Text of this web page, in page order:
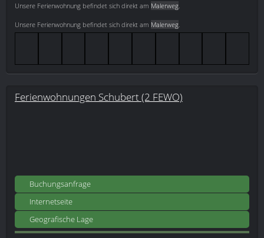
Unsere Ferienwohnung befindet sich direkt am Malerweg
Unsere Ferienwohnung befindet sich direkt am Malerweg
Ferienwohnungen Schubert (2 FEWO)
Buchungsanfrage
Internetseite
Geografische Lage